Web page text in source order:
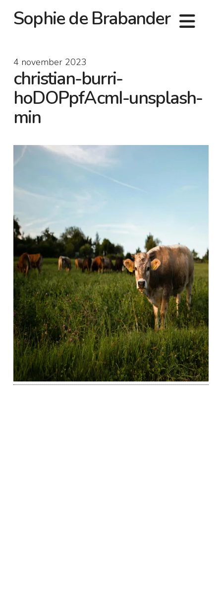
Sophie de Brabander
4 november 2023
christian-burri-
hoDOPpfAcmI-unsplash-
min